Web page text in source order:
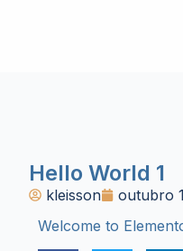
Hello World 1
kleisson outubro
Welcome to